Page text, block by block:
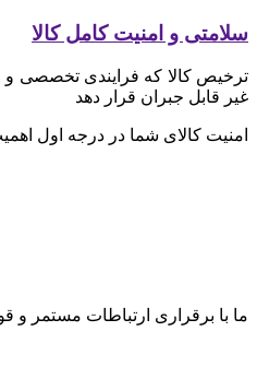
سلامتی و امنیت کامل کالا
ترخیص کالا که فرایندی تخصصی و
غیر قابل جبران قرار دهد
امنیت کالای شما در درجه اول
ما با برقراری ارتباطات مستمر و